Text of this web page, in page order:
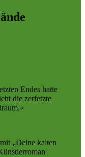
Endes hatte
die zerfetzte
„Deine kalten